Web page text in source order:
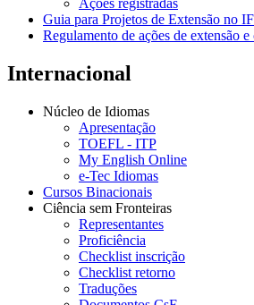
Guia para Projetos de Extensão no
Regulamento de ações de extensão e
Internacional
Núcleo de Idiomas
Apresentação
TOEFL - ITP
My English Online
e-Tec Idiomas
Cursos Binacionais
Ciência sem Fronteiras
Representantes
Proficiência
Checklist inscrição
Checklist retorno
Traduções